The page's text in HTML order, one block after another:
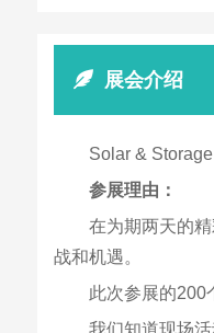
展会介绍
Solar &
参展理由：
在为期两天的
战和机遇。
此次参展的200
我们知道现场